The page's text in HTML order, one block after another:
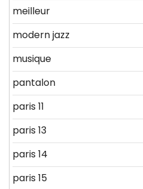
meilleur
modern jazz
musique
pantalon
paris 11
paris 13
paris 14
paris 15